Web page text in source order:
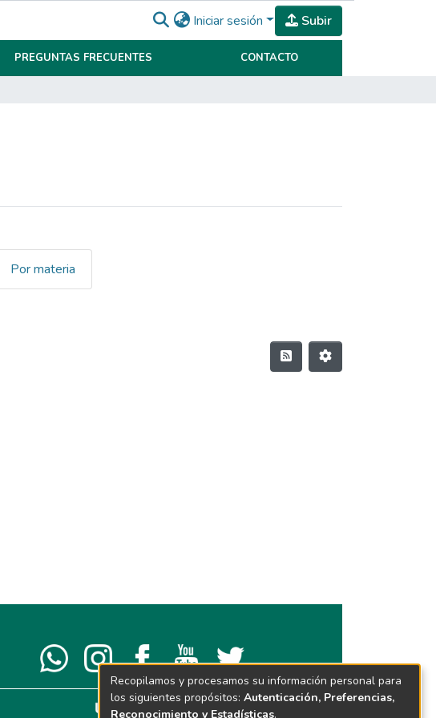
Iniciar sesión Subir
PREGUNTAS FRECUENTES CONTACTO
Por materia
Recopilamos y procesamos su información personal para
los siguientes propósitos: Autenticación, Preferencias,
Reconocimiento y Estadísticas.